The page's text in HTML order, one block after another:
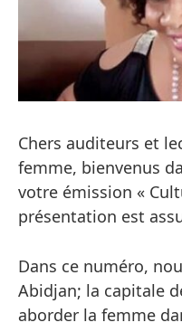
Chers auditeurs et
femme, bienvenus
votre émission «
présentation est
Dans ce numéro,
Abidjan; la capitale
aborder la femme